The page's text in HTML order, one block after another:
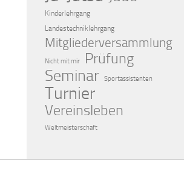
Kinderlehrgang
Landestechniklehrgang
Mitgliederversammlung
Nicht mit mir Prüfung
Seminar Sportassistenten
Turnier
Vereinsleben
Weltmeisterschaft